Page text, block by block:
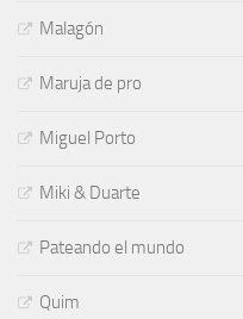
Malagón
Maruja de pro
Miguel Porto
Miki & Duarte
Pateando el mundo
Quim